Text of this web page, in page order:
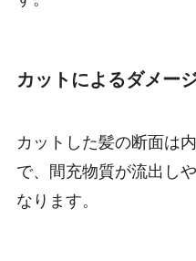
カットによるダメー
カットした髪の断面は
で、間充物質が流出し
なります。